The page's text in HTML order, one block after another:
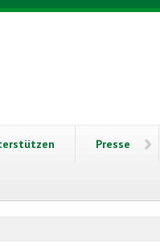
Presse